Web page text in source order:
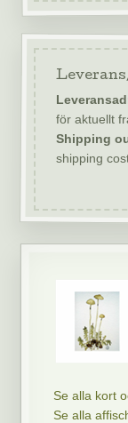
för aktuellt
Shipping
shipping
Se alla kort
Se alla